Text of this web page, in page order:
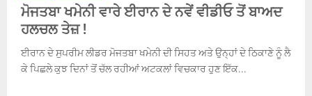
ਮੋਜਤਬਾ ਖਮੇਨੀ ਵਾਰੇ ਈਰਾਨ ਦੇ ਨਵੇਂ ਵੀਡੀਓ ਤੋਂ ਬਾਅਦ
ਹਲਚਲ ਤੇਜ਼ !
ਈਰਾਨ ਦੇ ਸੁਪਰੀਮ ਲੀਡਰ ਮੋਜਤਬਾ ਖਮੇਨੀ ਦੀ ਸਿਹਤ ਅਤੇ ਉਨ੍ਹਾਂ ਦੇ ਠਿਕਾਣੇ ਨੂੰ ਲੈ
ਕੇ ਪਿਛਲੇ ਕੁਝ ਦਿਨਾਂ ਤੋਂ ਚੱਲ ਰਹੀਆਂ ਅਟਕਲਾਂ ਵਿਚਕਾਰ ਹੁਣ ਇੱਕ...